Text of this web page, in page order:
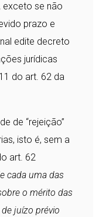
exceto se não
prazo e
edite decreto
jurídicas
do art. 62 da
de “rejeição”
isto é, sem a
art. 62
cada uma das
o mérito das
juízo prévio